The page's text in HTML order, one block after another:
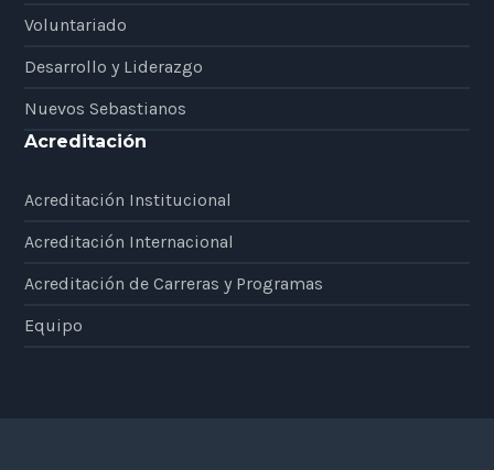
Voluntariado
Desarrollo y Liderazgo
Nuevos Sebastianos
Acreditación
Acreditación Institucional
Acreditación Internacional
Acreditación de Carreras y Programas
Equipo